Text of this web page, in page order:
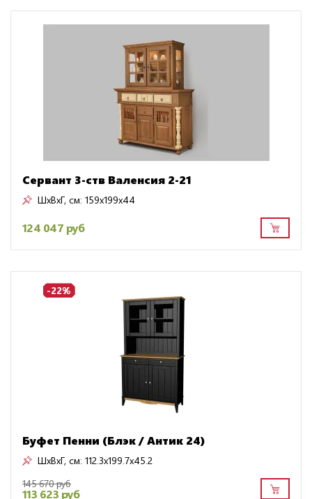
Сервант 3-ств Валенсия 2-21
ШxВxГ, см: 159x199x44
124 047 руб
-22%
Буфет Пенни (Блэк / Антик 24)
ШxВxГ, см: 112.3x199.7x45.2
145 670 руб
113 623 руб